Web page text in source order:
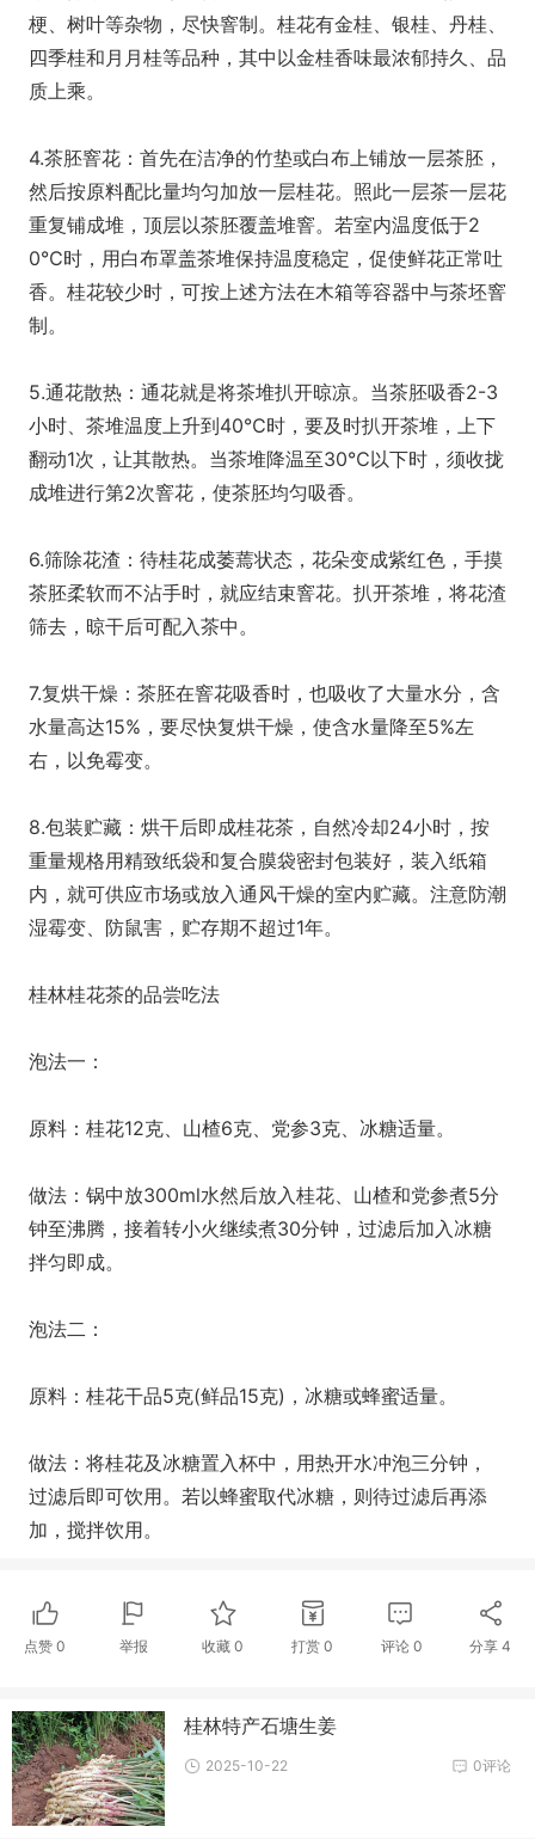
梗、树叶等杂物，尽快窨制。桂花有金桂、银桂、丹桂、
四季桂和月月桂等品种，其中以金桂香味最浓郁持久、品
质上乘。
4.茶胚窨花：首先在洁净的竹垫或白布上铺放一层茶胚，
然后按原料配比量均匀加放一层桂花。照此一层茶一层花
重复铺成堆，顶层以茶胚覆盖堆窨。若室内温度低于2
0℃时，用白布罩盖茶堆保持温度稳定，促使鲜花正常吐
香。桂花较少时，可按上述方法在木箱等容器中与茶坯窨
制。
5.通花散热：通花就是将茶堆扒开晾凉。当茶胚吸香2-3
小时、茶堆温度上升到40℃时，要及时扒开茶堆，上下
翻动1次，让其散热。当茶堆降温至30℃以下时，须收拢
成堆进行第2次窨花，使茶胚均匀吸香。
6.筛除花渣：待桂花成萎蔫状态，花朵变成紫红色，手摸
茶胚柔软而不沾手时，就应结束窨花。扒开茶堆，将花渣
筛去，晾干后可配入茶中。
7.复烘干燥：茶胚在窨花吸香时，也吸收了大量水分，含
水量高达15%，要尽快复烘干燥，使含水量降至5%左
右，以免霉变。
8.包装贮藏：烘干后即成桂花茶，自然冷却24小时，按
重量规格用精致纸袋和复合膜袋密封包装好，装入纸箱
内，就可供应市场或放入通风干燥的室内贮藏。注意防潮
湿霉变、防鼠害，贮存期不超过1年。
桂林桂花茶的品尝吃法
泡法一：
原料：桂花12克、山楂6克、党参3克、冰糖适量。
做法：锅中放300ml水然后放入桂花、山楂和党参煮5分
钟至沸腾，接着转小火继续煮30分钟，过滤后加入冰糖
拌匀即成。
泡法二：
原料：桂花干品5克(鲜品15克)，冰糖或蜂蜜适量。
做法：将桂花及冰糖置入杯中，用热开水冲泡三分钟，
过滤后即可饮用。若以蜂蜜取代冰糖，则待过滤后再添
加，搅拌饮用。
点赞 0 举报 收藏0 打赏 0 评论 0 分享4
桂林特产石塘生姜
0评论
2025-10-22